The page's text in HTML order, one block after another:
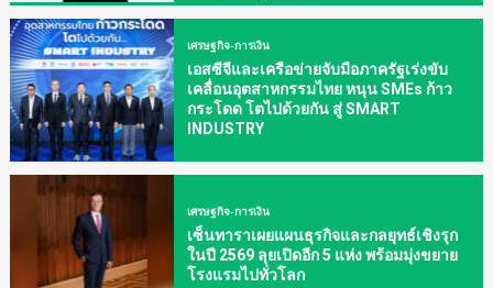
เศรษฐกิจ-การเงิน
เอสซีจีและเครือข่ายจับมือภาครัฐเร่งขับ
เคลื่อนอุตสาหกรรมไทย หนุน SMEs ก้าว
กระโดด โตไปด้วยกัน สู่ SMART
INDUSTRY
เศรษฐกิจ-การเงิน
เซ็นทาราเผยแผนธุรกิจและกลยุทธ์เชิงรุก
ในปี 2569 ลุยเปิดอีก 5 แห่ง พร้อมมุ่งขยาย
โรงแรมไปทั่วโลก